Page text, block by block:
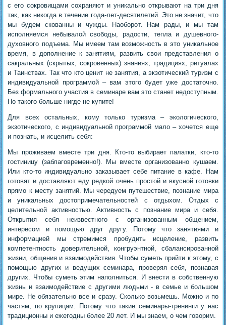
с его сокровищами сохраняют и уникально открывают на три дня
так, как никогда в течение года-лет-десятилетий. Это не значит, что
мы будем скованны и чужды. Наоборот. Нам рады, и мы там
исполняемся небывалой свободы, радости, тепла и душевного-
духовного подъема. Мы имеем там возможность в это уникальное
время, в дополнение к занятиям, развить свои представления о
сакральных (скрытых, сокровенных) знаниях, традициях, ритуалах
и Таинствах. Так что кто ценит не занятия, а экзотический туризм с
индивидуальной программой – вам этого будет уже достаточно.
Без формального участия в семинаре вам это станет недоступным.
Но такого больше нигде не купите!
Для всех остальных, кому только туризма – экологического,
экзотического, с индивидуальной программой мало – хочется еще
и познать, и исцелить себя:
Мы проживаем вместе три дня. Кто-то выбирает палатки, кто-то
гостиницу (заблаговременно!). Мы вместе организованно кушаем.
Или кто-то индивидуально заказывает себе питание в кафе. Нам
готовят и доставляют еду редкой очень простой и вкусной готовки
прямо к месту занятий. Мы чередуем путешествие, познание мира
и уникальных достопримечательностей с отдыхом. Отдых с
целительной активностью. Активность с познание мира и себя.
Открытия себя неизвестного с организованным общением,
интересом и помощью друг другу. Потому что занятиями и
информацией мы стремимся пробудить исцеление, развить
компетентность доверительной, конгруэнтной, сбалансированной
жизни, общения и взаимодействия. Чтобы суметь прийти к этому, с
помощью других и ведущих семинара, проверяя себя, познавая
других. Чтобы суметь этим наполниться. И внести в собственную
жизнь и взаимодействие с другими людьми - в семье и большом
мире. Не обязательно все и сразу. Сколько возьмешь. Можно и по
частям, по крупицам. Потому что такие семинары-тренинги у нас
традиционны и ежегодны более 20 лет. И мы знаем, о чем говорим.